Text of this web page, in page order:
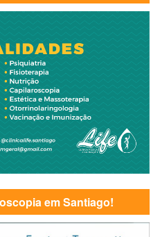
em Santiago!